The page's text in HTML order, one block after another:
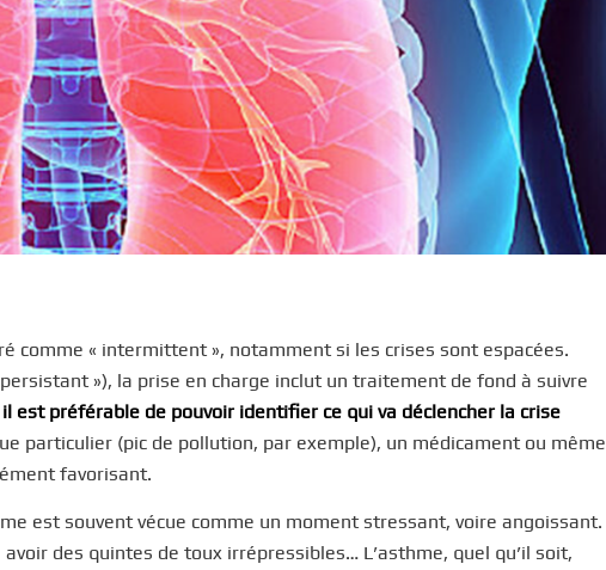
comme « intermittent », notamment si les crises sont espacées.
»), la prise en charge inclut un traitement de fond à suivre
il est préférable de pouvoir identifier ce qui va déclencher la crise
particulier (pic de pollution, par exemple), un médicament ou même
favorisant.
est souvent vécue comme un moment stressant, voire angoissant.
des quintes de toux irrépressibles… L’asthme, quel qu’il soit,